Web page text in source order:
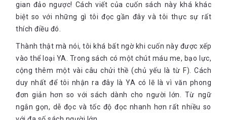
gian đảo ngược! Cách viết của cuốn sách này khá khác
biệt so với những gì tôi đọc gần đây và tôi thực sự rất
thích điều đó.
Thành thật mà nói, tôi khá bất ngờ khi cuốn này được xếp
vào thể loại YA. Trong sách có một chút máu me, bạo lực,
cộng thêm một vài câu chửi thề (chủ yếu là từ F). Cách
duy nhất để tôi nhận ra đây là YA có lẽ là vì văn phong
đơn giản hơn so với sách dành cho người lớn. Từ ngữ
ngắn gọn, dễ đọc và tốc độ đọc nhanh hơn rất nhiều so